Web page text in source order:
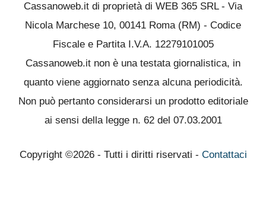
Cassanoweb.it di proprietà di WEB 365 SRL - Via
Nicola Marchese 10, 00141 Roma (RM) - Codice
Fiscale e Partita I.V.A. 12279101005
Cassanoweb.it non è una testata giornalistica, in
quanto viene aggiornato senza alcuna periodicità.
Non può pertanto considerarsi un prodotto editoriale
ai sensi della legge n. 62 del 07.03.2001
Copyright ©2026 - Tutti i diritti riservati - Contattaci